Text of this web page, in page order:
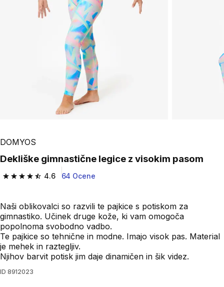
DOMYOS
Dekliške gimnastične legice z visokim pasom
4.6
4.6 od 5 zvezdic from 64 ocene
64 Ocene
Naši oblikovalci so razvili te pajkice s potiskom za
gimnastiko. Učinek druge kože, ki vam omogoča
popolnoma svobodno vadbo.
Te pajkice so tehnične in modne. Imajo visok pas. Material
je mehek in raztegljiv.
Njihov barvit potisk jim daje dinamičen in šik videz.
ID 8912023